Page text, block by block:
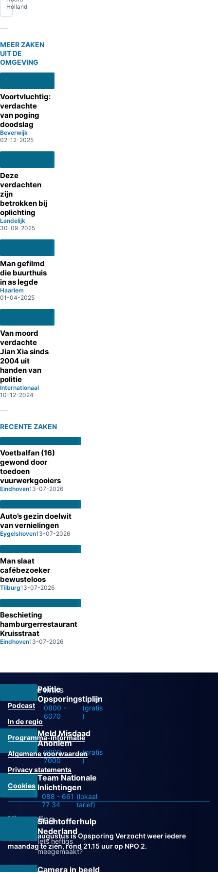
Holland
MEER ZAKEN
UIT DE
OMGEVING
Voortvluchtig:
verdachte
van poging
doodslag
Beverwijk
02-12-2025
Deze
verdachten
zijn
betrokken bij
oplichting
Landelijk
30-09-2025
Man gefilmd
die buurthuis
in as legde
Haarlem
01-04-2025
Van moord
verdachte
Jian Xia sinds
2004 uit
handen van
politie
Internationaal
10-12-2024
RECENTE ZAKEN
Voetbalfan (16)
gewond door
toedoen
vuurwerkgooiers
Eindhoven13-07-2026
Auto’s gezin doelwit
van vernielingen
Eygelshoven13-07-2026
Man slaat
cafébezoeker
bewusteloos
Tilburg13-07-2026
Beschieting
hamburgerrestaurant
Kruisstraat
Eindhoven13-07-2026
Politie
Opsporingstiplijn
0800 -
6070
(gratis
)
Meld Misdaad
Anoniem
0800 -
7000
(gratis
)
Team Nationale
Inlichtingen
088 - 661
77 34
(lokaal
tarief)
Slachtofferhulp
Nederland
Iets heftigs
meegemaakt?
Camera in beeld
Overige links
Podcast
In de regio
Programma-informatie
Algemene voorwaarden
Privacy statements
Cookies
Uitzending
Vanaf 31 augustus is Opsporing Verzocht weer iedere
maandag te zien, rond 21.15 uur op NPO 2.